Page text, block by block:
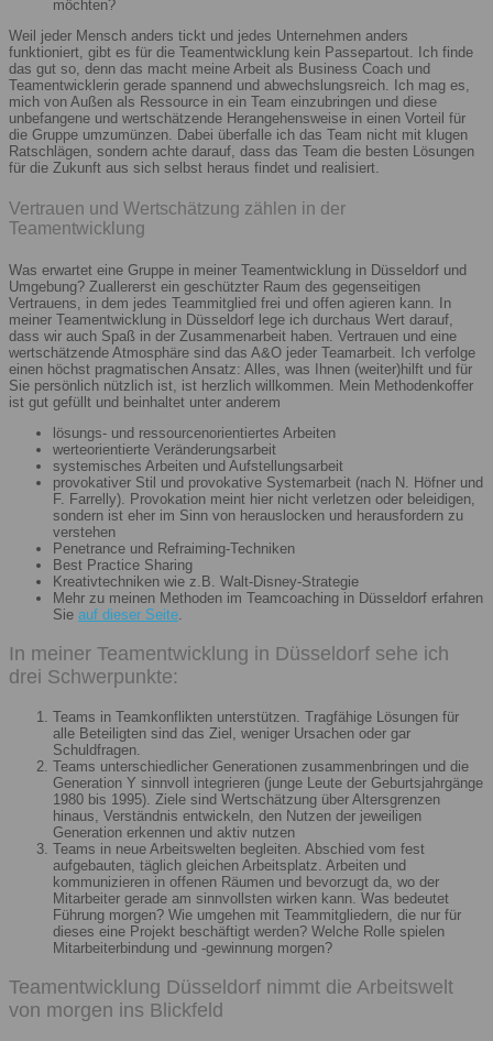
möchten?
Weil jeder Mensch anders tickt und jedes Unternehmen anders
funktioniert, gibt es für die Teamentwicklung kein Passepartout. Ich finde
das gut so, denn das macht meine Arbeit als Business Coach und
Teamentwicklerin gerade spannend und abwechslungsreich. Ich mag es,
mich von Außen als Ressource in ein Team einzubringen und diese
unbefangene und wertschätzende Herangehensweise in einen Vorteil für
die Gruppe umzumünzen. Dabei überfalle ich das Team nicht mit klugen
Ratschlägen, sondern achte darauf, dass das Team die besten Lösungen
für die Zukunft aus sich selbst heraus findet und realisiert.
Vertrauen und Wertschätzung zählen in der
Teamentwicklung
Was erwartet eine Gruppe in meiner Teamentwicklung in Düsseldorf und
Umgebung? Zuallererst ein geschützter Raum des gegenseitigen
Vertrauens, in dem jedes Teammitglied frei und offen agieren kann. In
meiner Teamentwicklung in Düsseldorf lege ich durchaus Wert darauf,
dass wir auch Spaß in der Zusammenarbeit haben. Vertrauen und eine
wertschätzende Atmosphäre sind das A&O jeder Teamarbeit. Ich verfolge
einen höchst pragmatischen Ansatz: Alles, was Ihnen (weiter)hilft und für
Sie persönlich nützlich ist, ist herzlich willkommen. Mein Methodenkoffer
ist gut gefüllt und beinhaltet unter anderem
lösungs- und ressourcenorientiertes Arbeiten
werteorientierte Veränderungsarbeit
systemisches Arbeiten und Aufstellungsarbeit
provokativer Stil und provokative Systemarbeit (nach N. Höfner und
F. Farrelly). Provokation meint hier nicht verletzen oder beleidigen,
sondern ist eher im Sinn von herauslocken und herausfordern zu
verstehen
Penetrance und Refraiming-Techniken
Best Practice Sharing
Kreativtechniken wie z.B. Walt-Disney-Strategie
Mehr zu meinen Methoden im Teamcoaching in Düsseldorf erfahren
Sie auf dieser Seite.
In meiner Teamentwicklung in Düsseldorf sehe ich
drei Schwerpunkte:
Teams in Teamkonflikten unterstützen. Tragfähige Lösungen für
alle Beteiligten sind das Ziel, weniger Ursachen oder gar
Schuldfragen.
Teams unterschiedlicher Generationen zusammenbringen und die
Generation Y sinnvoll integrieren (junge Leute der Geburtsjahrgänge
1980 bis 1995). Ziele sind Wertschätzung über Altersgrenzen
hinaus, Verständnis entwickeln, den Nutzen der jeweiligen
Generation erkennen und aktiv nutzen
Teams in neue Arbeitswelten begleiten. Abschied vom fest
aufgebauten, täglich gleichen Arbeitsplatz. Arbeiten und
kommunizieren in offenen Räumen und bevorzugt da, wo der
Mitarbeiter gerade am sinnvollsten wirken kann. Was bedeutet
Führung morgen? Wie umgehen mit Teammitgliedern, die nur für
dieses eine Projekt beschäftigt werden? Welche Rolle spielen
Mitarbeiterbindung und -gewinnung morgen?
Teamentwicklung Düsseldorf nimmt die Arbeitswelt
von morgen ins Blickfeld